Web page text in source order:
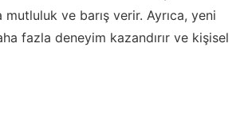
ve barış verir. Ayrıca, yeni
fazla deneyim kazandırır ve kişisel